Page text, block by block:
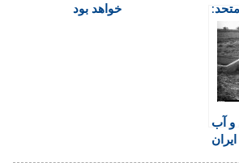
و
آزاد
کند
خواهد بود
آب